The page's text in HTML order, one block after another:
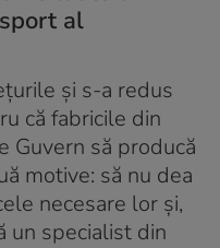
al
și s-a redus
că fabricile din
Guvern să producă
motive: să nu dea
necesare lor și,
un specialist din